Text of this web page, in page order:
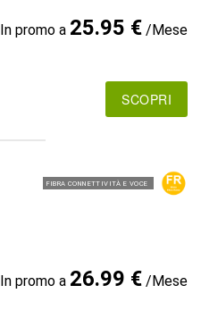
In promo a 25.95 €/Mese
SCOPRI
FIBRA CONNETTIVITÀ E VOCE
In promo a 26.99 €/Mese